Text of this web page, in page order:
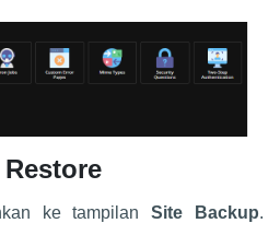
ke tampilanSite Backup.